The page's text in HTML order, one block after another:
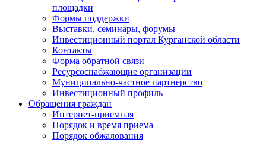
площадки
Формы поддержки
Выставки, семинары, форумы
Инвестиционный портал Курганской области
Контакты
Форма обратной связи
Ресурсоснабжающие организации
Муниципально-частное партнерство
Инвестиционный профиль
Обращения граждан
Интернет-приемная
Порядок и время приема
Порядок обжалования